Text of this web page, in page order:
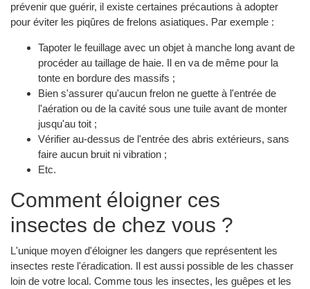
prévenir que guérir, il existe certaines précautions à adopter
pour éviter les piqûres de frelons asiatiques. Par exemple :
Tapoter le feuillage avec un objet à manche long avant de
procéder au taillage de haie. Il en va de même pour la
tonte en bordure des massifs ;
Bien s'assurer qu'aucun frelon ne guette à l'entrée de
l'aération ou de la cavité sous une tuile avant de monter
jusqu'au toit ;
Vérifier au-dessus de l'entrée des abris extérieurs, sans
faire aucun bruit ni vibration ;
Etc.
Comment éloigner ces
insectes de chez vous ?
L'unique moyen d'éloigner les dangers que représentent les
insectes reste l'éradication. Il est aussi possible de les chasser
loin de votre local. Comme tous les insectes, les guêpes et les